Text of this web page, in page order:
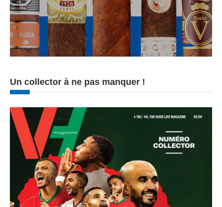
Un collector à ne pas manquer !